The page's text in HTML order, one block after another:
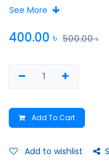
এই কমিক্স। গল্পগুলি যথাক্রমে -
কাজীদা; স্বয়ং। গল্পগুলি, সাই-ফাই,
See More
400.00 ৳ 500.00৳
Add To Cart
Add to wishlist